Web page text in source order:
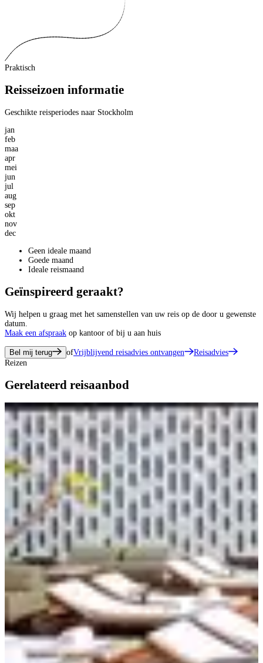
Praktisch
Reisseizoen informatie
Geschikte reisperiodes naar Stockholm
jan
feb
maa
apr
mei
jun
jul
aug
sep
okt
nov
dec
Geen ideale maand
Goede maand
Ideale reismaand
Geïnspireerd geraakt?
Wij helpen u graag met het samenstellen van uw reis op de door u gewenste
datum.
Maak een afspraak op kantoor of bij u aan huis
Bel mij terug ofVrijblijvend reisadvies ontvangen
Reisadvies
Reizen
Gerelateerd reisaanbod